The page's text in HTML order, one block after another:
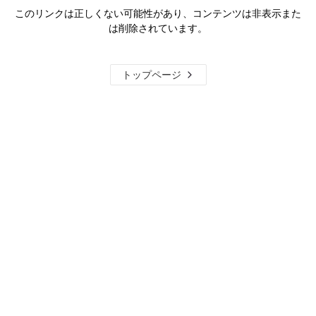
このリンクは正しくない可能性があり、コンテンツは非表示また
は削除されています。
トップページ